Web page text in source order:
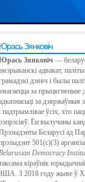
Юрась Зянковіч
Зянковіч —
адвакат,
дзяяч і былы
за прыцягненьне
за дзяржаўныя
падтрымлівае ўсіх, хто
Ён вылучаны
Беларусі ад
501(c)(3)
Democracy
кіраўнік
З 2018 году жыве ў